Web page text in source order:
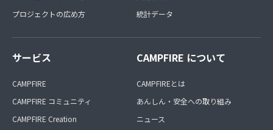
プロジェクトの広め方
統計データ
サービス
CAMPFIRE
CAMPFIRE コミュニティ
CAMPFIRE Creation
CAMPFIRE について
CAMPFIREとは
あんしん・安全への取り組み
ニュース